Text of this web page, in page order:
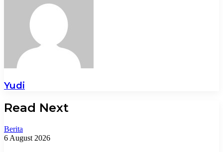
Yudi
Read Next
Berita
6 August 2026